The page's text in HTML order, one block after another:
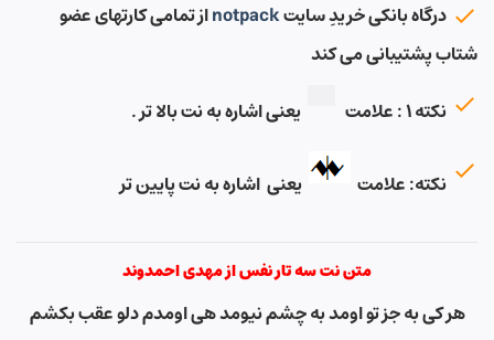
درگاه بانکی خریدِ سایتnotpackاز تمامی کارتهای عضو
شتاب پشتیبانی می کند
نکته ۱ : علامت
یعنی اشاره به نت بالا تر .
نکته: علامت یعنی اشاره به نت پایین تر
متن نت سه تار نفس از مهدی احمدوند
هر کی به جز تو اومد به چشم نیومد هی اومدم دلو عقب بکشم